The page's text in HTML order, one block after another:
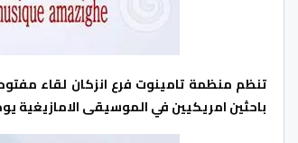
تنظم منظمة تامينوت فرع انزكان لقاء
باحثين امريكيين في الموسيقى الامازيغية يوم الجمعة 23ابريل 2016 ابتداءا من الساعة السابعة مساء بمقر